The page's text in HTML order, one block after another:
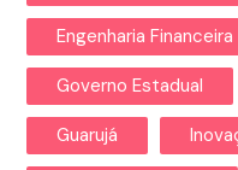
Engenharia Financeira
Governo Estadual
Guarujá